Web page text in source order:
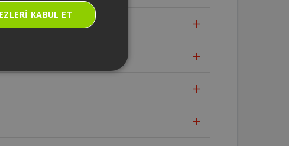
KABUL ET